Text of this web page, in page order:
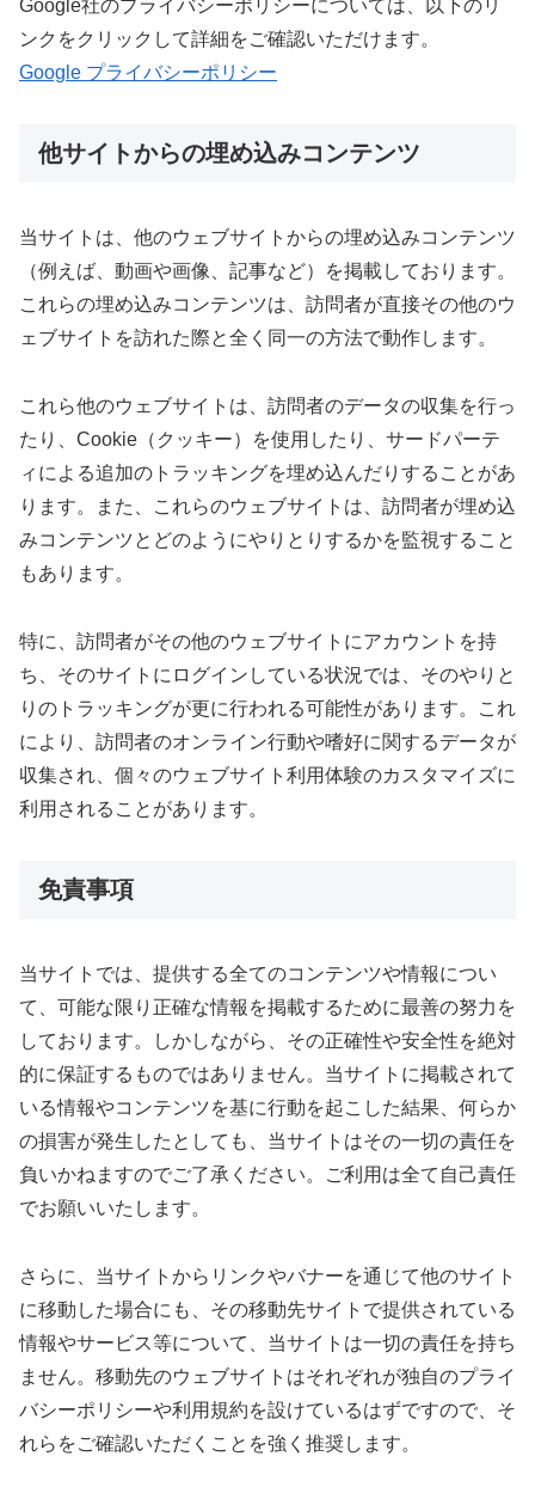
Google社のプライバシーポリシーについては、以下のリ
ンクをクリックして詳細をご確認いただけます。
Google プライバシーポリシー
他サイトからの埋め込みコンテンツ
当サイトは、他のウェブサイトからの埋め込みコンテンツ
（例えば、動画や画像、記事など）を掲載しております。
これらの埋め込みコンテンツは、訪問者が直接その他のウ
ェブサイトを訪れた際と全く同一の方法で動作します。
これら他のウェブサイトは、訪問者のデータの収集を行っ
たり、Cookie（クッキー）を使用したり、サードパーテ
ィによる追加のトラッキングを埋め込んだりすることがあ
ります。また、これらのウェブサイトは、訪問者が埋め込
みコンテンツとどのようにやりとりするかを監視すること
もあります。
特に、訪問者がその他のウェブサイトにアカウントを持
ち、そのサイトにログインしている状況では、そのやりと
りのトラッキングが更に行われる可能性があります。これ
により、訪問者のオンライン行動や嗜好に関するデータが
収集され、個々のウェブサイト利用体験のカスタマイズに
利用されることがあります。
免責事項
当サイトでは、提供する全てのコンテンツや情報につい
て、可能な限り正確な情報を掲載するために最善の努力を
しております。しかしながら、その正確性や安全性を絶対
的に保証するものではありません。当サイトに掲載されて
いる情報やコンテンツを基に行動を起こした結果、何らか
の損害が発生したとしても、当サイトはその一切の責任を
負いかねますのでご了承ください。ご利用は全て自己責任
でお願いいたします。
さらに、当サイトからリンクやバナーを通じて他のサイト
に移動した場合にも、その移動先サイトで提供されている
情報やサービス等について、当サイトは一切の責任を持ち
ません。移動先のウェブサイトはそれぞれが独自のプライ
バシーポリシーや利用規約を設けているはずですので、そ
れらをご確認いただくことを強く推奨します。